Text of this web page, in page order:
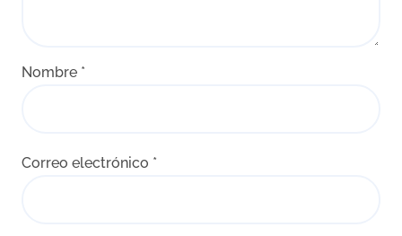
Nombre *
Correo electrónico *